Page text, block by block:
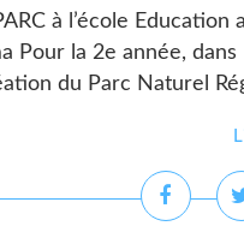
à l’école
Pour la 2e année,
du Parc Naturel